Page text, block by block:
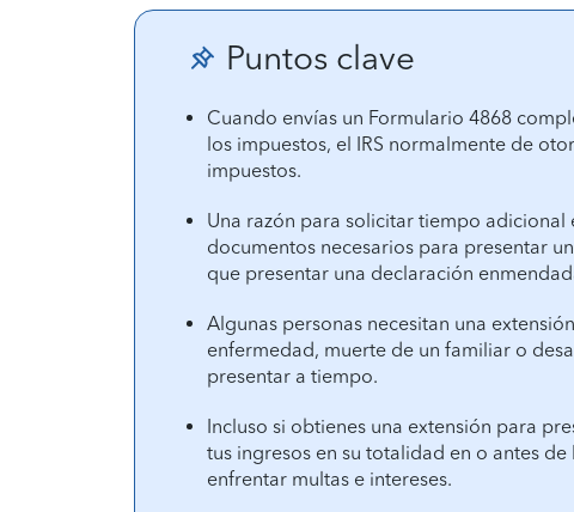
Puntos clave
Cuando envías un Formulario 4868
los impuestos, el IRS normalmente de
impuestos.
Una razón para solicitar tiempo
documentos necesarios para presentar
que presentar una declaración
Algunas personas necesitan una
enfermedad, muerte de un familiar o
presentar a tiempo.
Incluso si obtienes una extensión para
tus ingresos en su totalidad en o antes
enfrentar multas e intereses.